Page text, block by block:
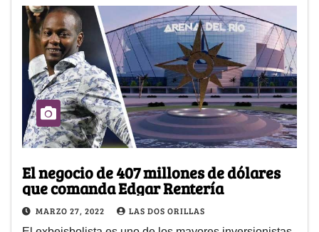
El negocio de 407 millones de dólares
que comanda Edgar Rentería
MARZO 27, 2022 LAS DOS ORILLAS